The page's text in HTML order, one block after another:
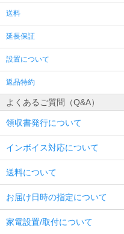
送料
延長保証
設置について
返品特約
よくあるご質問（Q&A）
領収書発行について
インボイス対応について
送料について
お届け日時の指定について
家電設置/取付について